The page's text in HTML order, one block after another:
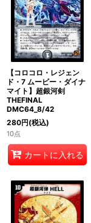
【コロコロ・レジェン
ド・7 ムービー・ダイナ
マイト】超銀河剣
THEFINAL
DMC64_8/42
280円(税込)
10点
カートに入れる